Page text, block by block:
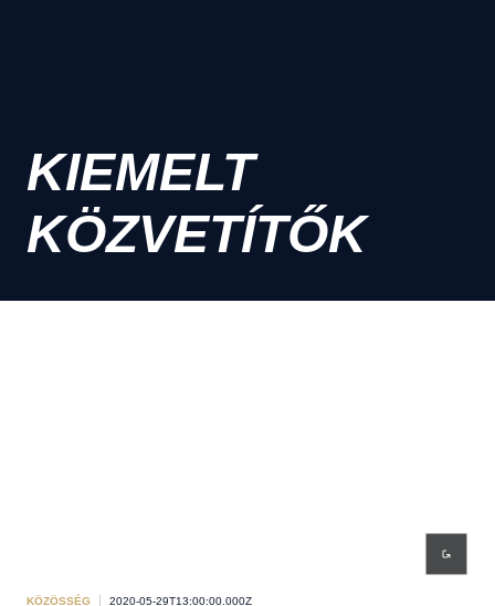
KIEMELT
KÖZVETÍTŐK
KÖZÖSSÉG 2020-05-29T13:00:00.000Z